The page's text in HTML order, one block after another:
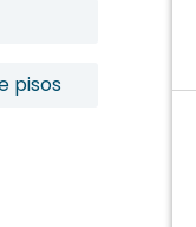
pisos